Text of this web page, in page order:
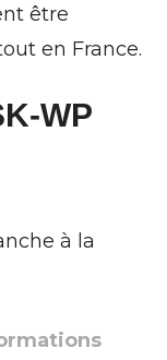
être
en France.
WP
à la